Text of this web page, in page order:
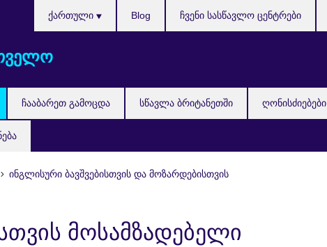
ჩააბარეთ გამოცდა სწავლა ბრიტანეთში ღონისძიებები
ქართული Blog ჩვენი სასწავლო ცენტრები
ინგლისური ბავშვებისთვის და მოზარდებისთვის
მოსამზადებელი